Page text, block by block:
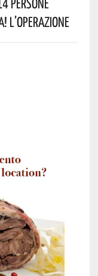
L’operazione